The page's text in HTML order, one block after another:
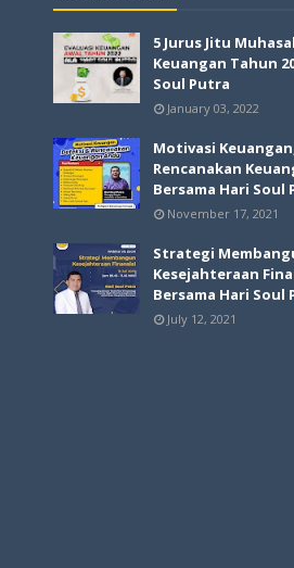
5 Jurus Jitu
Keuangan Tahun
Soul Putra
January 03, 2022
Motivasi
Rencanakan
Bersama Hari Soul
November 17, 2021
Strategi
Kesejahteraan
Bersama Hari Soul
July 12, 2021